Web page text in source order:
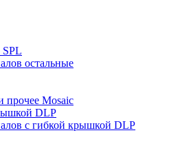
SPL
остальные
прочее Mosaic
DLP
с гибкой крышкой DLP